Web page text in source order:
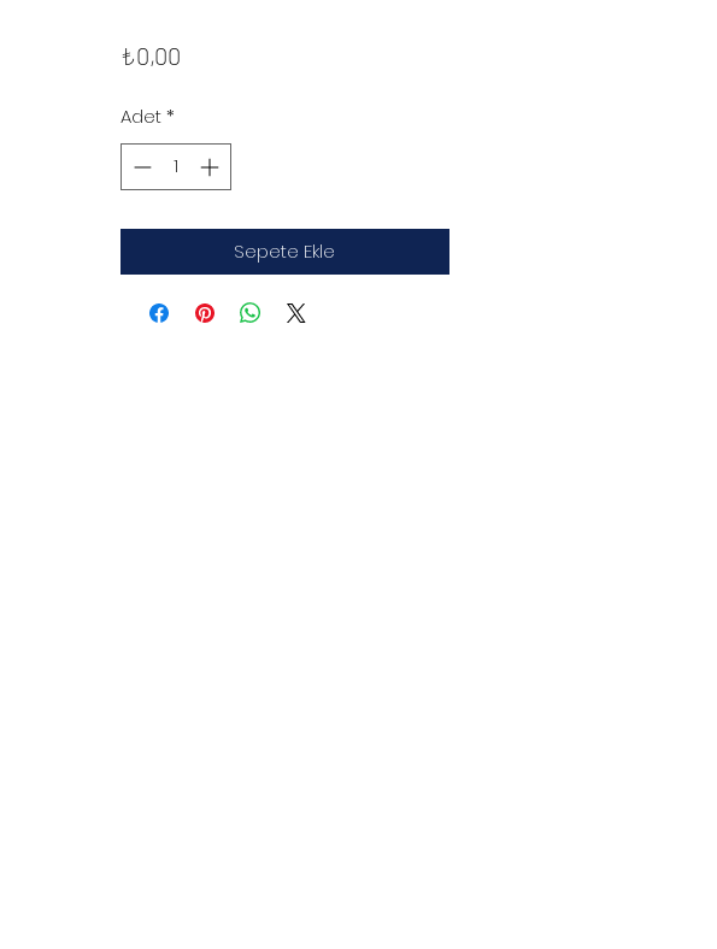
₺0,00Fiyat
Adet *
Sepete Ekle